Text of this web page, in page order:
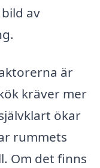
av
är
kräver mer
ökar
rummets
Om det finns